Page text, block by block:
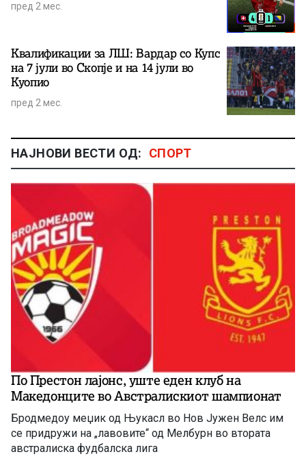
пред 2 мес.
Квалификации за ЛШ: Вардар со Купс
на 7 јули во Скопје и на 14 јули во
Куопио
пред 2 мес.
НАЈНОВИ ВЕСТИ ОД: СПОРТ
По Престон лајонс, уште еден клуб на
Македонците во Австралискиот шампионат
Бродмедоу меџик од Њукасл во Нов Јужен Велс им
се придружи на „лавовите“ од Мелбурн во втората
австралиска фудбалска лига